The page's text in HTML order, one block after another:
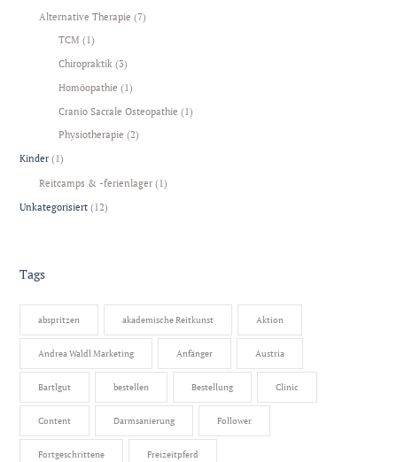
Alternative Therapie (7)
TCM (1)
Chiropraktik (3)
Homöopathie (1)
Cranio Sacrale Osteopathie (1)
Physiotherapie (2)
Kinder (1)
Reitcamps & -ferienlager (1)
Unkategorisiert (12)
Tags
abspritzen akademische Reitkunst Aktion
Andrea Waldl Marketing Anfänger Austria
Bartlgut bestellen Bestellung Clinic
Content Darmsanierung Follower
Fortgeschrittene Freizeitpferd